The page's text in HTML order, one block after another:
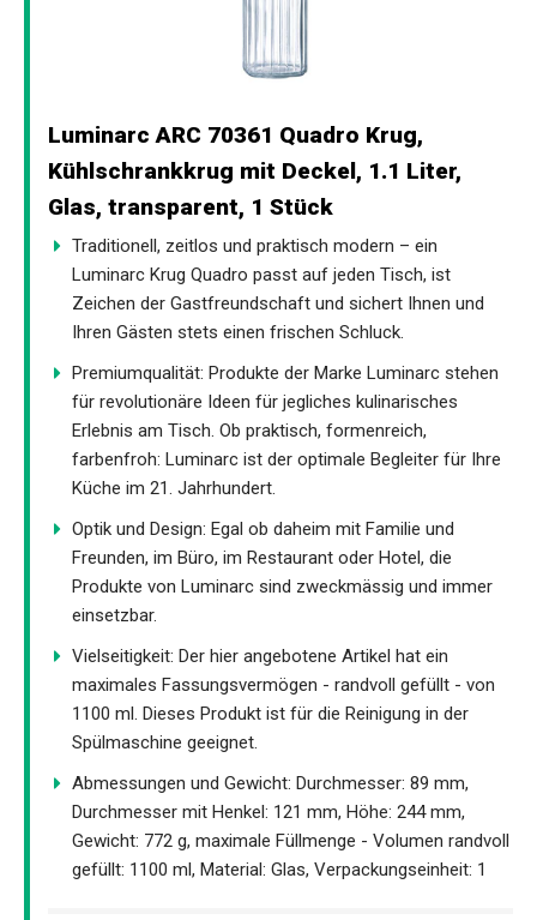
Luminarc ARC 70361 Quadro Krug,
Kühlschrankkrug mit Deckel, 1.1 Liter,
Glas, transparent, 1 Stück
Traditionell, zeitlos und praktisch modern – ein
Luminarc Krug Quadro passt auf jeden Tisch, ist
Zeichen der Gastfreundschaft und sichert Ihnen und
Ihren Gästen stets einen frischen Schluck.
Premiumqualität: Produkte der Marke Luminarc stehen
für revolutionäre Ideen für jegliches kulinarisches
Erlebnis am Tisch. Ob praktisch, formenreich,
farbenfroh: Luminarc ist der optimale Begleiter für Ihre
Küche im 21. Jahrhundert.
Optik und Design: Egal ob daheim mit Familie und
Freunden, im Büro, im Restaurant oder Hotel, die
Produkte von Luminarc sind zweckmässig und immer
einsetzbar.
Vielseitigkeit: Der hier angebotene Artikel hat ein
maximales Fassungsvermögen - randvoll gefüllt - von
1100 ml. Dieses Produkt ist für die Reinigung in der
Spülmaschine geeignet.
Abmessungen und Gewicht: Durchmesser: 89 mm,
Durchmesser mit Henkel: 121 mm, Höhe: 244 mm,
Gewicht: 772 g, maximale Füllmenge - Volumen randvoll
gefüllt: 1100 ml, Material: Glas, Verpackungseinheit: 1